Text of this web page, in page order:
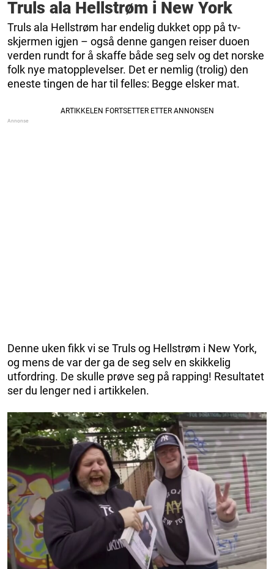
Truls ala Hellstrøm i New York
Truls ala Hellstrøm har endelig dukket opp på tv-
skjermen igjen – også denne gangen reiser duoen
verden rundt for å skaffe både seg selv og det norske
folk nye matopplevelser. Det er nemlig (trolig) den
eneste tingen de har til felles: Begge elsker mat.
Denne uken fikk vi se Truls og Hellstrøm i New York,
og mens de var der ga de seg selv en skikkelig
utfordring. De skulle prøve seg på rapping! Resultatet
ser du lenger ned i artikkelen.